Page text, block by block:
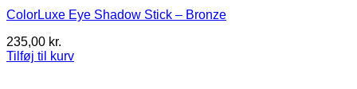
ColorLuxe Eye Shadow Stick – Bronze
235,00 kr.
Tilføj til kurv